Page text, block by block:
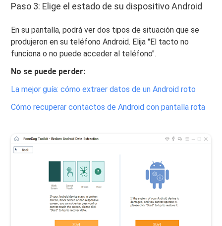
Paso 3: Elige el estado de su dispositivo Android
En su pantalla, podrá ver dos tipos de situación que se
produjeron en su teléfono Android. Elija "El tacto no
funciona o no puede acceder al teléfono".
No se puede perder:
La mejor guía: cómo extraer datos de un Android roto
Cómo recuperar contactos de Android con pantalla rota